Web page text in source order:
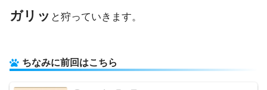
ガリッ と狩っていきます。
ちなみに前回はこちら